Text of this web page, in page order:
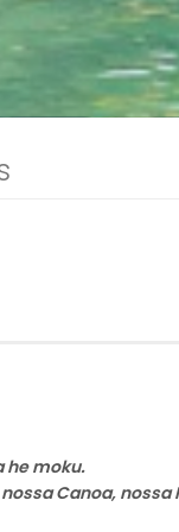
he moku.
Canoa, nossa